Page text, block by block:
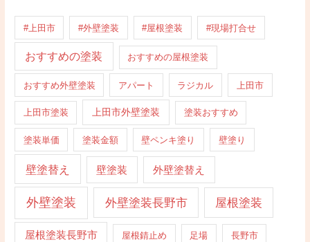
#上田市 #外壁塗装 #屋根塗装 #現場打合せ
おすすめの塗装 おすすめの屋根塗装
おすすめ外壁塗装 アパート ラジカル 上田市
上田市塗装 上田市外壁塗装 塗装おすすめ
塗装単価 塗装金額 壁ペンキ塗り 壁塗り
壁塗替え 壁塗装 外壁塗替え
外壁塗装 外壁塗装長野市 屋根塗装
屋根塗装長野市 屋根錆止め 足場 長野市